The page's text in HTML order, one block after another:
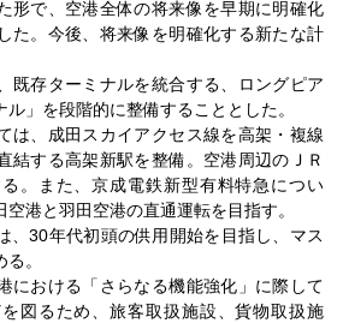
形で、空港全体の将来像を早期に明確化
た。今後、将来像を明確化する新たな計
既存ターミナルを統合する、ロングピア
」を段階的に整備することとした。
は、成田スカイアクセス線を高架・複線
結する高架新駅を整備。空港周辺のＪＲ
。また、京成電鉄新型有料特急につい
港と羽田空港の直通運転を目指す。
30年代初頭の供用開始を目指し、マス
。
における「さらなる機能強化」に際して
図るため、旅客取扱施設、貨物取扱施